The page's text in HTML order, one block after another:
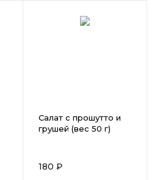
Салат с прошутто и
грушей (вес 50 г)
180 ₽